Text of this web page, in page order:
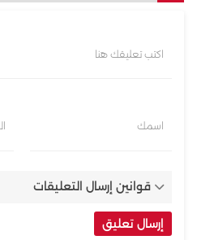
اكتب تعليقك هنا
اسمك
قوانين إرسال التعليقات